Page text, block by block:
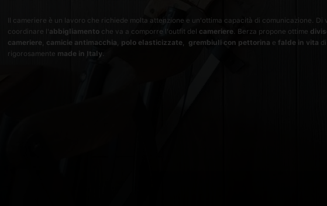
Il cameriere è un lavoro che richiede molta attenzione e un'ottima capacità di comunicazione.
coordinare l'abbigliamento che va a comporre l'outfit del cameriere . Berza propone ottime
cameriere
camicie antimacchia polo elasticizzate grembiuli con pettorina e falde in vita
rigorosamente made in Italy